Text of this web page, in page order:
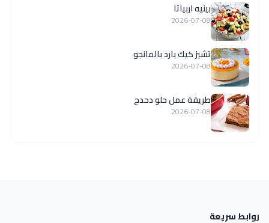
بينيه اربياتا
2026-07-08
تشيز كيك بارد بالمانجو
2026-07-08
طريقة عمل حلو دحدح
2026-07-08
روابط سريعة